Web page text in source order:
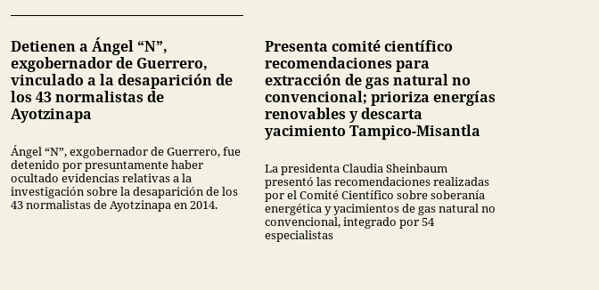
Detienen a Ángel “N”,
exgobernador de Guerrero,
vinculado a la desaparición de
los 43 normalistas de
Ayotzinapa
Ángel “N”, exgobernador de Guerrero, fue
detenido por presuntamente haber
ocultado evidencias relativas a la
investigación sobre la desaparición de los
43 normalistas de Ayotzinapa en 2014.
Presenta comité científico
recomendaciones para
extracción de gas natural no
convencional; prioriza energías
renovables y descarta
yacimiento Tampico-Misantla
La presidenta Claudia Sheinbaum
presentó las recomendaciones realizadas
por el Comité Científico sobre soberanía
energética y yacimientos de gas natural no
convencional, integrado por 54
especialistas